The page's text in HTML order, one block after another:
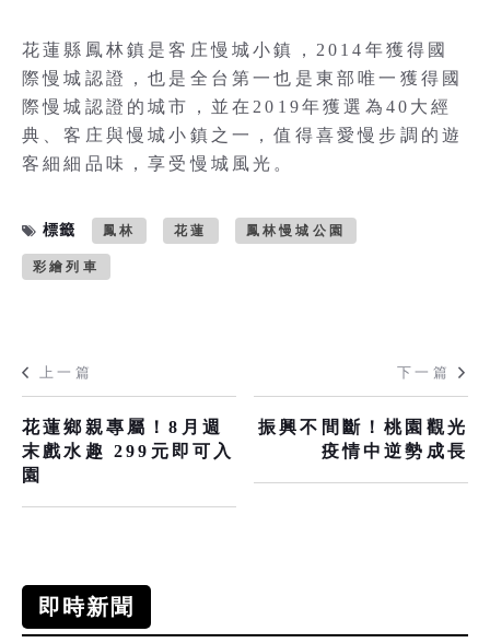
花蓮縣鳳林鎮是客庄慢城小鎮，2014年獲得國
際慢城認證，也是全台第一也是東部唯一獲得國
際慢城認證的城市，並在2019年獲選為40大經
典、客庄與慢城小鎮之一，值得喜愛慢步調的遊
客細細品味，享受慢城風光。
標籤 鳳林 花蓮 鳳林慢城公園
彩繪列車
上一篇
花蓮鄉親專屬！8月週
末戲水趣 299元即可入
園
下一篇
振興不間斷！桃園觀光
疫情中逆勢成長
即時新聞